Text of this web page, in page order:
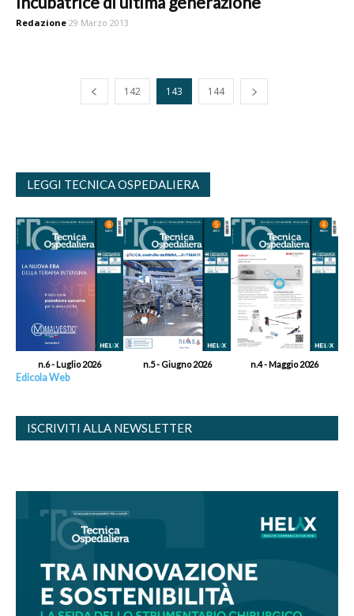
Redazione 29 Marzo 2013
142 143 144
LEGGI TECNICA OSPEDALIERA
n.6 - Luglio 2026 n.5 - Giugno 2026 n.4 - Maggio 2026
Edicola Web
ISCRIVITI ALLA NEWSLETTER